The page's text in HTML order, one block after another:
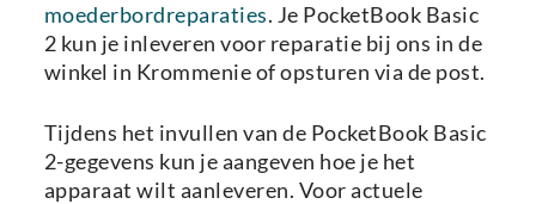
moederbordreparaties. Je PocketBook Basic
2 kun je inleveren voor reparatie bij ons in de
winkel in Krommenie of opsturen via de post.
Tijdens het invullen van de PocketBook Basic
2-gegevens kun je aangeven hoe je het
apparaat wilt aanleveren. Voor actuele